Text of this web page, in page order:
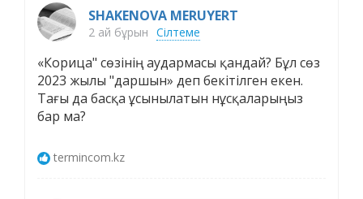
SHAKENOVA MERUYERT
2 ай бұрын Сілтеме
«Корица" сөзінің аудармасы қандай? Бұл сөз
2023 жылы "даршын» деп бекітілген екен.
Тағы да басқа ұсынылатын нұсқаларыңыз
бар ма?
termincom.kz